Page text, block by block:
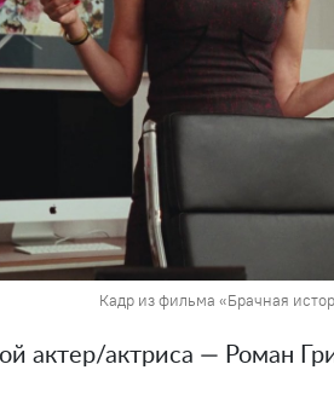
Кадр из фильма «Брачная
актер/актриса — Роман